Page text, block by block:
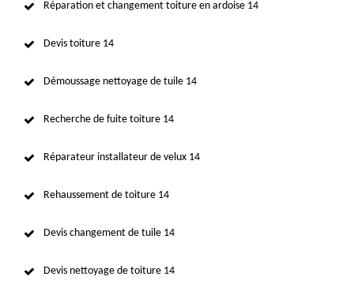
Réparation et changement toiture en ardoise 14
Devis toiture 14
Démoussage nettoyage de tuile 14
Recherche de fuite toiture 14
Réparateur installateur de velux 14
Rehaussement de toiture 14
Devis changement de tuile 14
Devis nettoyage de toiture 14